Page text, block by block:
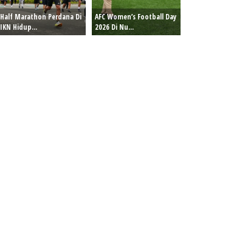
Half Marathon Perdana Di
IKN Hidup...
AFC Women’s Football Day
2026 Di Nu...